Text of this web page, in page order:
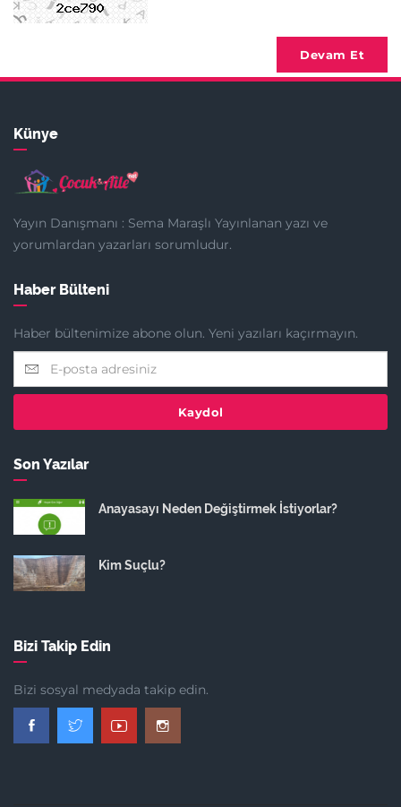
Devam Et
Künye
Yayın Danışmanı : Sema Maraşlı Yayınlanan yazı ve
yorumlardan yazarları sorumludur.
Haber Bülteni
Haber bültenimize abone olun. Yeni yazıları kaçırmayın.
Kaydol
Son Yazılar
Anayasayı Neden Değiştirmek İstiyorlar?
Kim Suçlu?
Bizi Takip Edin
Bizi sosyal medyada takip edin.